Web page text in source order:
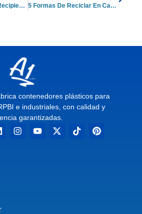
Importancia De Los Recipientes RPBI 5 Formas De Reciclar En Casa.
contenedores plásticos para
e industriales, con calidad y
garantizadas.